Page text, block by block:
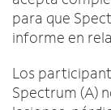
para que
informe en
Los
Spectrum (A)